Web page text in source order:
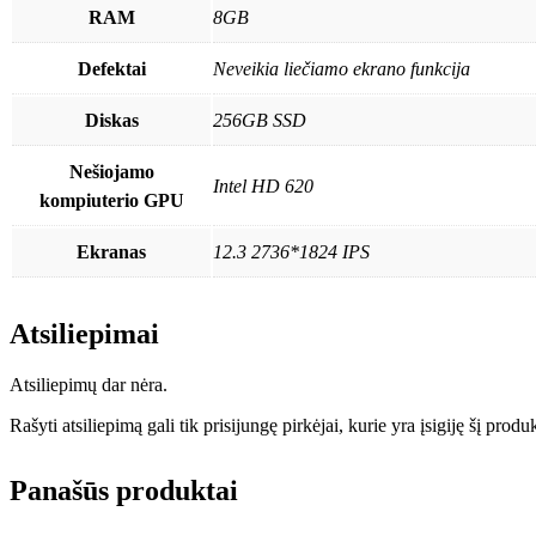
RAM 8GB
Defektai Neveikia liečiamo ekrano funkcija
Diskas 256GB SSD
Nešiojamo
kompiuterio GPU
Intel HD 620
Ekranas 12.3 2736*1824 IPS
Atsiliepimai
Atsiliepimų dar nėra.
Rašyti atsiliepimą gali tik prisijungę pirkėjai, kurie yra įsigiję šį
Panašūs produktai